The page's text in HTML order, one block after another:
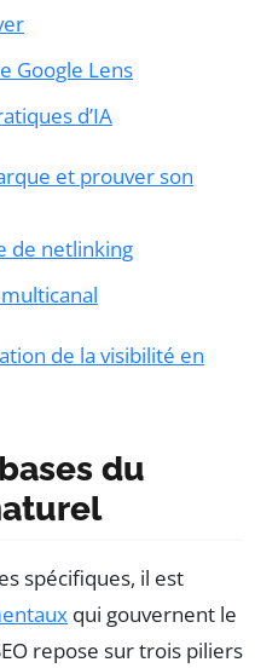
Google Lens
d’IA
et prouver son
de netlinking
de la visibilité en
du
spécifiques, il est
qui gouvernent le
repose sur trois piliers